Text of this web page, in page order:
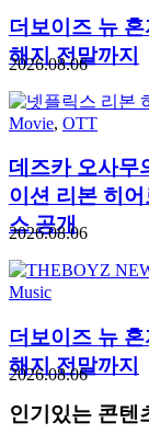
더보이즈 뉴
해지 전말까지
2026.08.06
Movie, OTT
데즈카 오사무
이션 리본 히
스 공개
2026.08.06
Music
더보이즈 뉴
해지 전말까지
2026.08.06
인기있는 콘텐